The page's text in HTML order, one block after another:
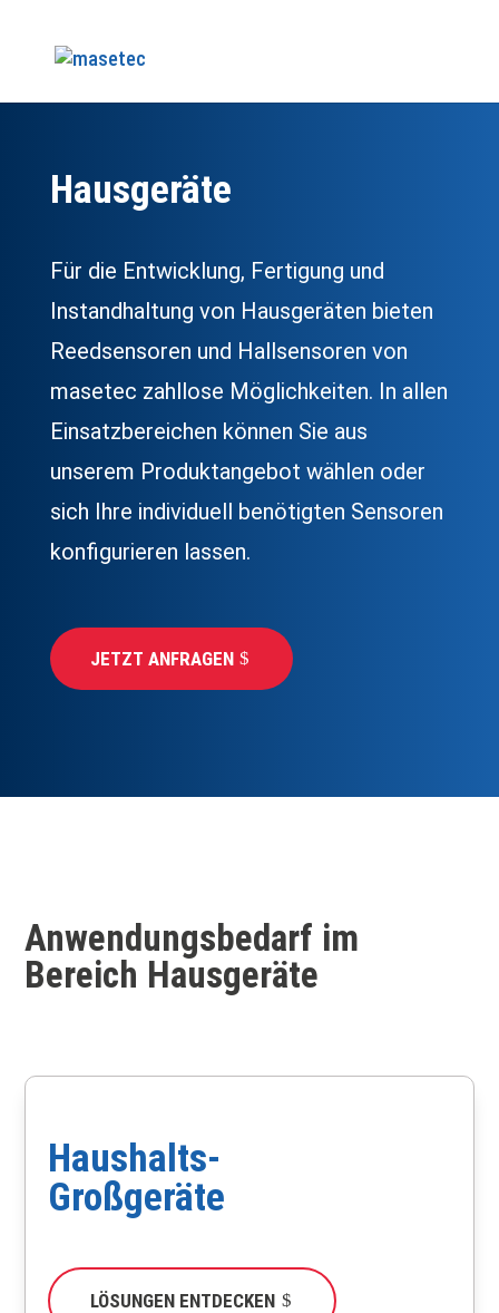
Hausgeräte
Für die Entwicklung, Fertigung und
Instandhaltung von Hausgeräten bieten
Reedsensoren und Hallsensoren von
masetec zahllose Möglichkeiten. In allen
Einsatz­bereichen können Sie aus
unserem Produktangebot wählen oder
sich Ihre individuell benötigten Sensoren
konfigurieren lassen.
JETZT ANFRAGEN
Anwendungsbedarf im
Bereich Hausgeräte
Haushalts-
Großgeräte
LÖSUNGEN ENTDECKEN